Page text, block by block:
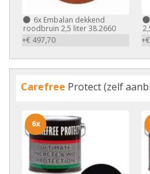
6x Embalan dekkend
roodbruin 2,5 liter 38.2660
+€ 497,70
Carefree Protect (zelf
6x